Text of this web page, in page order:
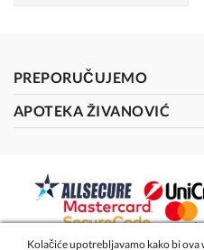
PREPORUČUJEMO
APOTEKA ŽIVANOVIĆ
Kolačiće upotrebljavamo kako bi